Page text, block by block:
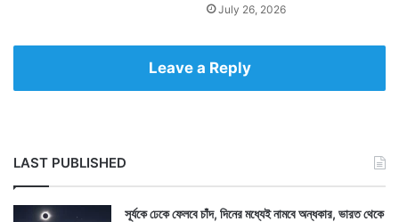
July 26, 2026
Leave a Reply
LAST PUBLISHED
সূর্যকে ঢেকে ফেলবে চাঁদ, দিনের মধ্যেই নামবে অন্ধকার, ভারত থেকে